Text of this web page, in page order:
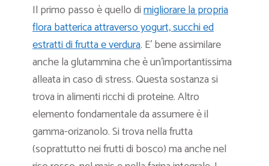
Il primo passo è quello dimigliorare la propria
flora batterica attraverso yogurt, succhi ed
estratti di frutta e verdura. E’ bene assimilare
anche la glutammina che è un’importantissima
alleata in caso di stress. Questa sostanza si
trova in alimenti ricchi di proteine. Altro
elemento fondamentale da assumere è il
gamma-orizanolo. Si trova nella frutta
(soprattutto nei frutti di bosco) ma anche nel